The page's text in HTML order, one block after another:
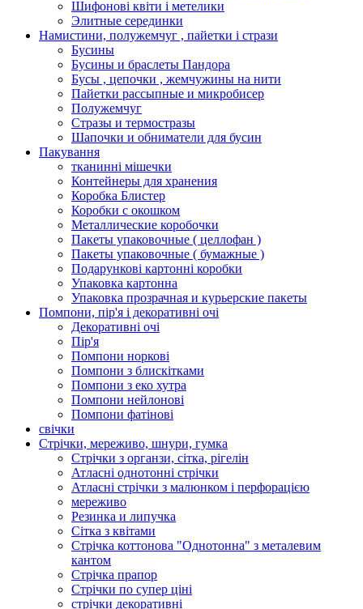
Шифонові квіти і метелики
Элитные серединки
Намистини, полужемчуг , пайетки і стрази
Бусины
Бусины и браслеты Пандора
Бусы , цепочки , жемчужины на нити
Пайетки рассыпные и микробисер
Полужемчуг
Стразы и термостразы
Шапочки и обниматели для бусин
Пакування
тканинні мішечки
Контейнеры для хранения
Коробка Блистер
Коробки с окошком
Металлические коробочки
Пакеты упаковочные ( целлофан )
Пакеты упаковочные ( бумажные )
Подарункові картонні коробки
Упаковка картонна
Упаковка прозрачная и курьерские пакеты
Помпони, пір'я і декоративні очі
Декоративні очі
Пір'я
Помпони норкові
Помпони з блискітками
Помпони з еко хутра
Помпони нейлонові
Помпони фатінові
свічки
Стрічки, мереживо, шнури, гумка
Стрічки з органзи, сітка, рігелін
Атласні однотонні стрічки
Атласні стрічки з малюнком і перфорацією
мереживо
Резинка и липучка
Сітка з квітами
Стрічка коттонова "Однотонна" з металевим
кантом
Стрічка прапор
Стрічки по супер ціні
стрічки декоративні